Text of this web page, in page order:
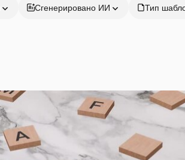
Сгенерировано ИИ Тип
Продукция